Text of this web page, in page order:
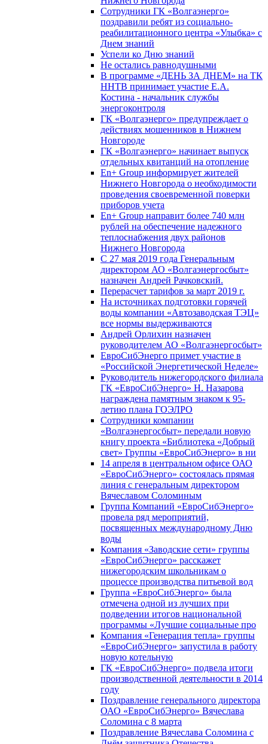
Сотрудники ГК «Волгаэнерго»
поздравили ребят из социально-
реабилитационного центра «Улыбка» с
Днем знаний
Успели ко Дню знаний
Не остались равнодушными
В программе «ДЕНЬ ЗА ДНЕМ» на ТК
ННТВ принимает участие Е.А.
Костина - начальник службы
энергоконтроля
ГК «Волгаэнерго» предупреждает о
действиях мошенников в Нижнем
Новгороде
ГК «Волгаэнерго» начинает выпуск
отдельных квитанций на отопление
En+ Group информирует жителей
Нижнего Новгорода о необходимости
проведения своевременной поверки
приборов учета
En+ Group направит более 740 млн
рублей на обеспечение надежного
теплоснабжения двух районов
Нижнего Новгорода
С 27 мая 2019 года Генеральным
директором АО «Волгаэнергосбыт»
назначен Андрей Рачковский.
Перерасчет тарифов за март 2019 г.
На источниках подготовки горячей
воды компании «Автозаводская ТЭЦ»
все нормы выдерживаются
Андрей Орлихин назначен
руководителем АО «Волгаэнергосбыт»
ЕвроСибЭнерго примет участие в
«Российской Энергетической Неделе»
Руководитель нижегородского филиала
ГК «ЕвроСибЭнерго» Н. Назарова
награждена памятным знаком к 95-
летию плана ГОЭЛРО
Сотрудники компании
«Волгаэнергосбыт» передали новую
книгу проекта «Библиотека «Добрый
свет» Группы «ЕвроСибЭнерго» в ни
14 апреля в центральном офисе ОАО
«ЕвроСибЭнерго» состоялась прямая
линия с генеральным директором
Вячеславом Соломиным
Группа Компаний «ЕвроСибЭнерго»
провела ряд мероприятий,
посвященных международному Дню
воды
Компания «Заводские сети» группы
«ЕвроСибЭнерго» расскажет
нижегородским школьникам о
процессе производства питьевой вод
Группа «ЕвроСибЭнерго» была
отмечена одной из лучших при
подведении итогов национальной
программы «Лучшие социальные про
Компания «Генерация тепла» группы
«ЕвроСибЭнерго» запустила в работу
новую котельную
ГК «ЕвроСибЭнерго» подвела итоги
производственной деятельности в 2014
году
Поздравление генерального директора
ОАО «ЕвроСибЭнерго» Вячеслава
Соломина с 8 марта
Поздравление Вячеслава Соломина с